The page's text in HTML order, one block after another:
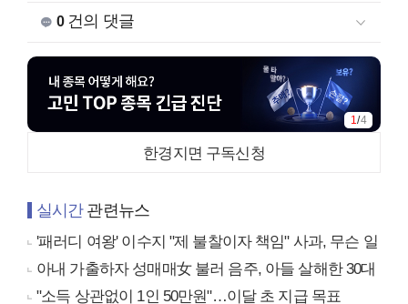
0건의 댓글
2 /4
한경지면 구독신청
실시간관련뉴스
'패러디 여왕' 이수지 "제 불찰이자 책임" 사과, 무슨 일
아내 가출하자 성매매女 불러 음주, 아들 살해한 30대
"소득 상관없이 1인 50만원"…이달 초 지급 목표